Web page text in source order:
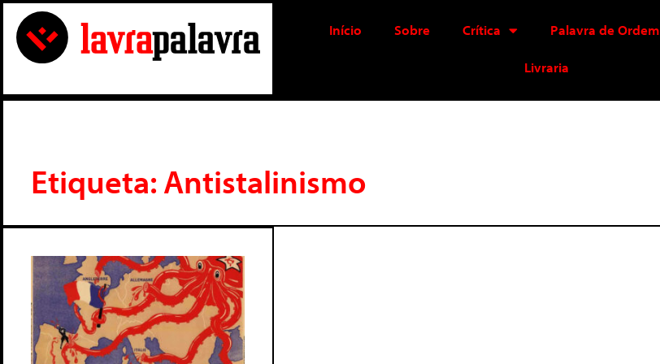
Início Sobre Crítica Palavra de Ordem
Livraria
Etiqueta: Antistalinismo